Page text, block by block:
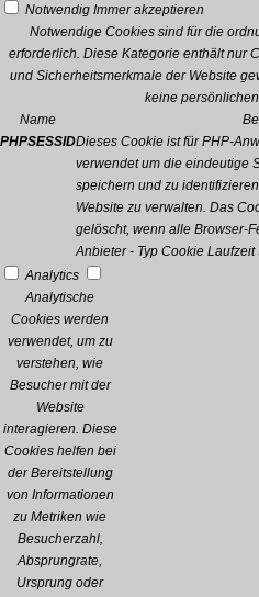
Notwendig Immer akzeptieren
Notwendige Cookies sind für die
erforderlich. Diese Kategorie enthält nur
und Sicherheitsmerkmale der Website
keine
Name
PHPSESSIDDieses Cookie ist für PHP-
verwendet um die eindeutige
speichern und zu
Website zu verwalten. Das
gelöscht, wenn alle Browser-
Anbieter - Typ Cookie Laufzeit
Analytics
Analytische
Cookies werden
verwendet, um zu
verstehen, wie
Besucher mit der
Website
interagieren. Diese
Cookies helfen bei
der Bereitstellung
von Informationen
zu Metriken wie
Besucherzahl,
Absprungrate,
Ursprung oder